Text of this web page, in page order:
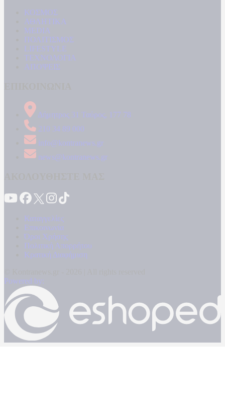
ΚΟΣΜΟΣ
ΑΘΛΗΤΙΚΑ
MEDIA
ΠΟΛΙΤΙΣΜΟΣ
LIFESTYLE
ΤΕΧΝΟΛΟΓΙΑ
ΑΠΟΨΕΙΣ
Δήμητρος 31 Ταύρος, 177 78
210 34 89 000
info@kontranews.gr
news@kontranews.gr
Καταγγελίες
Επικοινωνία
Όροι Χρήσης
Πολιτική Απορρήτου
Κρατική Διαφήμιση
Powered by: